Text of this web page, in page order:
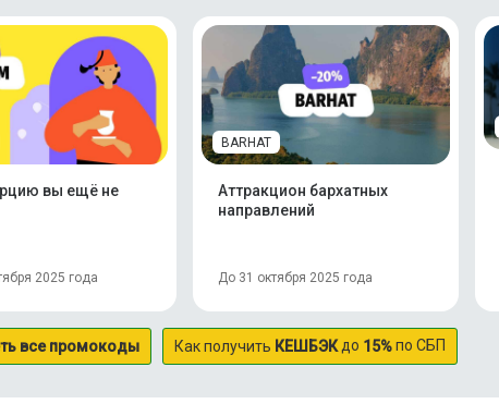
вы ещё не
2025 года
BARHAT
Аттракцион бархатных
направлений
До 31 октября 2025 года
все промокоды Как получить КЕШБЭКдо 15%по СБП